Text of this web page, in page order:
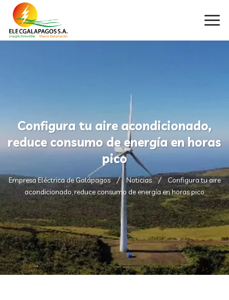
Configura tu aire acondicionado,
reduce consumo de energía en horas
pico
Empresa Eléctrica de Galápagos Noticias
Configura tu aire
acondicionado, reduce consumo de energía en horas pico